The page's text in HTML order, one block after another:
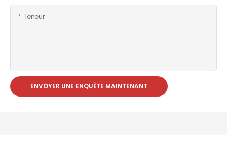
Teneur
ENVOYER UNE ENQUÊTE MAINTENANT